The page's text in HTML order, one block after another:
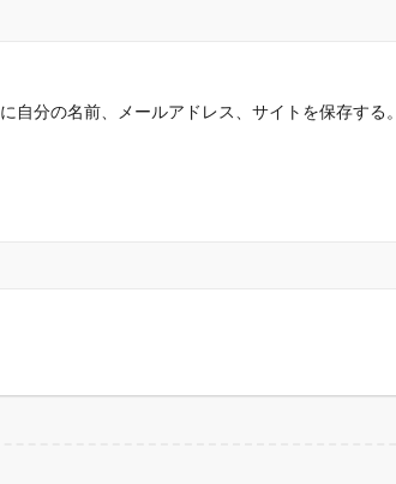
自分の名前、メールアドレス、サイトを保存する。